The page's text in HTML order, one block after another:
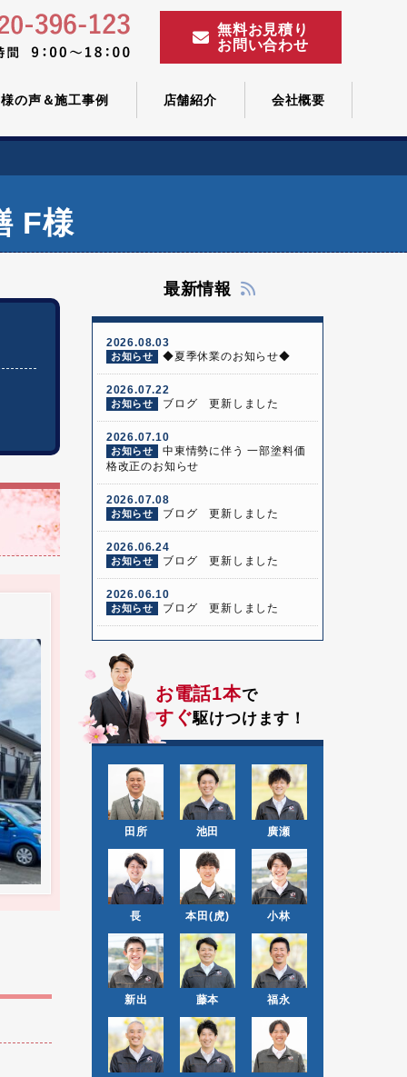
無料お見積り
お問い合わせ
の声＆施工事例 店舗紹介 会社概要
F様
最新情報
2026.08.03
お知らせ ◆夏季休業のお知らせ◆
2026.07.22
お知らせ ブログ 更新しました
2026.07.10
お知らせ
中東情勢に伴う 一部塗料価
格改正のお知らせ
2026.07.08
お知らせ ブログ 更新しました
2026.06.24
お知らせ ブログ 更新しました
2026.06.10
お知らせ ブログ 更新しました
お電話1本で
すぐ駆けつけます！
田所 池田 廣瀬
長 本田(虎) 小林
新出 藤本 福永